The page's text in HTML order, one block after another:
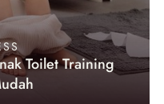
Toilet Training